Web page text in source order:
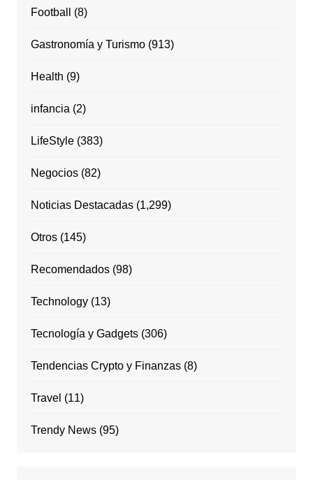
Football (8)
Gastronomía y Turismo(913)
Health (9)
infancia (2)
LifeStyle(383)
Negocios(82)
Noticias Destacadas(1,299)
Otros(145)
Recomendados(98)
Technology(13)
Tecnología y Gadgets(306)
Tendencias Crypto y Finanzas(8)
Travel (11)
Trendy News(95)